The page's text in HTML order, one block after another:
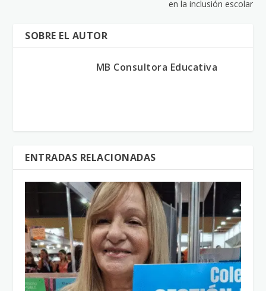
en la inclusión escolar
SOBRE EL AUTOR
MB Consultora Educativa
ENTRADAS RELACIONADAS